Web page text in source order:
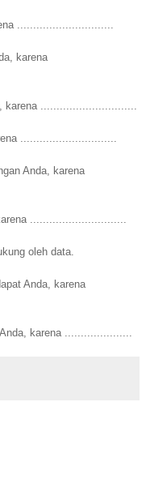
..............................
karena
karena ..............................
..............................
Anda, karena
..............................
oleh data.
Anda, karena
karena .....................